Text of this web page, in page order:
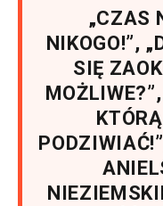
„CZAS
NIKOGO!”,
SIĘ